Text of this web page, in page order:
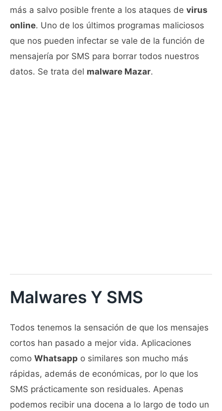
más a salvo posible frente a los ataques de virus
online. Uno de los últimos programas maliciosos
que nos pueden infectar se vale de la función de
mensajería por SMS para borrar todos nuestros
datos. Se trata del malware Mazar.
Malwares Y SMS
Todos tenemos la sensación de que los mensajes
cortos han pasado a mejor vida. Aplicaciones
como Whatsapp o similares son mucho más
rápidas, además de económicas, por lo que los
SMS prácticamente son residuales. Apenas
podemos recibir una docena a lo largo de todo un